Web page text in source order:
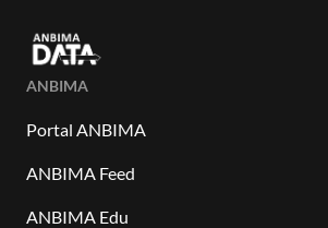
ANBIMA
Portal ANBIMA
ANBIMA Feed
ANBIMA Edu